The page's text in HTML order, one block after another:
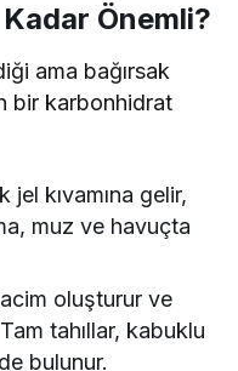
Önemli?
ama bağırsak
bir karbonhidrat
kıvamına gelir,
muz ve havuçta
oluşturur ve
tahıllar, kabuklu
bulunur.